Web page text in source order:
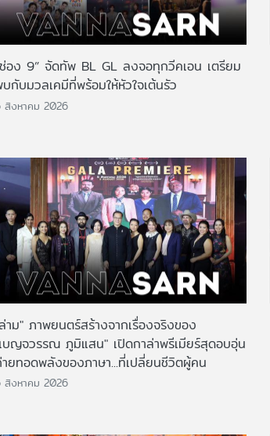
อง 9” จัดทัพ BL GL ลงจอทุกวีคเอน เตรียม
กับมวลเคมีที่พร้อมให้หัวใจเต้นรัว
สิงหาคม 2026
าม" ภาพยนตร์สร้างจากเรื่องจริงของ
บญจวรรณ ภูมิแสน" เปิดกาล่าพรีเมียร์สุดอบอุ่น
ยทอดพลังของภาษา...ที่เปลี่ยนชีวิตผู้คน
สิงหาคม 2026